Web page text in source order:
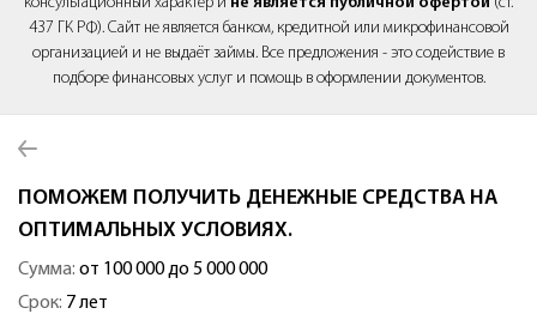
437 ГК РФ). Сайт не является банком, кредитной или микрофинансовой
организацией и не выдаёт займы. Все предложения - это содействие в
подборе финансовых услуг и помощь в оформлении документов.
ПОМОЖЕМ ПОЛУЧИТЬ ДЕНЕЖНЫЕ СРЕДСТВА НА
ОПТИМАЛЬНЫХ УСЛОВИЯХ.
Сумма: от 100 000 до 5 000 000
Срок: 7 лет